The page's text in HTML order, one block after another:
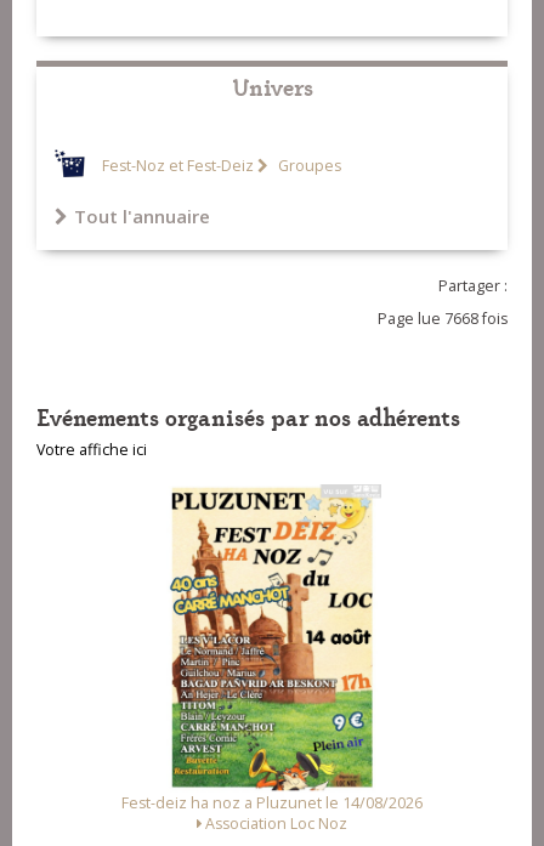
Univers
Fest-Noz et Fest-Deiz Groupes
Tout l'annuaire
Partager :
Page lue 7668 fois
Evénements organisés par nos adhérents
Votre affiche ici
Fest-deiz ha noz a Pluzunet le 14/08/2026
Association Loc Noz